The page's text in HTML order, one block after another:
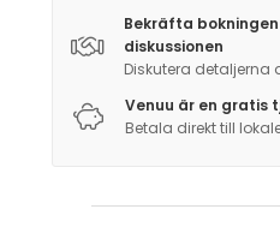
Bekräfta
diskussionen
Diskutera detaljerna
Venuu är en gratis
Betala direkt till